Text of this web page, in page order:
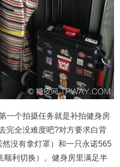
一个拍摄任务就是补拍健身房
完全没难度吧?对方要求白背
没有拿灯罩）和一只永诺565
顺利切换）。健身房里满足半